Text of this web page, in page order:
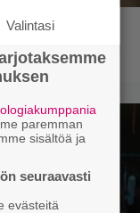
–
Valintasi
paremman
sisältöä ja
seuraavasti
evästeitä